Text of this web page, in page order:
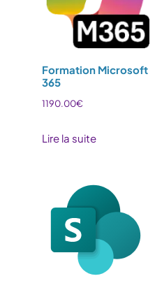
Formation Microsoft
365
1190.00€
Lire la suite